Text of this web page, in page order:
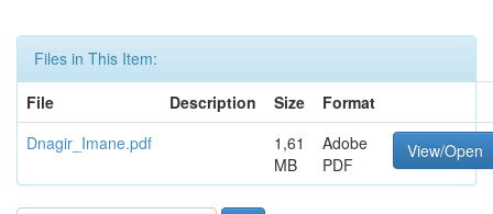
Files in This Item:
File
Description Size
Format
Dnagir_Imane.pdf
1,61
MB
Adobe
PDF
View/Open